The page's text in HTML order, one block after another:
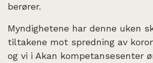
berører.
Myndighetene har denne uken
tiltakene mot spredning av
og vi i Akan kompetansesenter